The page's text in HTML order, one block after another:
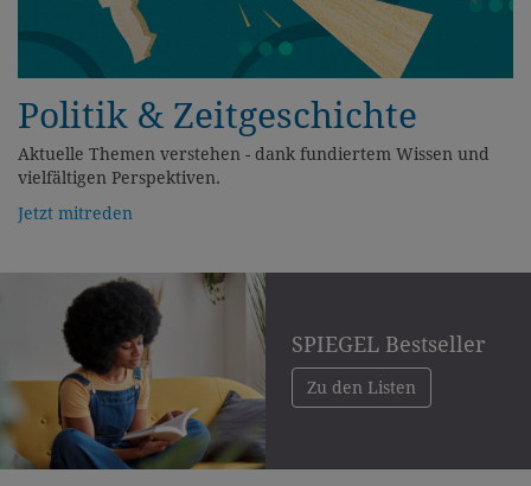
Politik & Zeitgeschichte
Aktuelle Themen verstehen - dank fundiertem Wissen und
vielfältigen Perspektiven.
Jetzt mitreden
SPIEGEL Bestseller
Zu den Listen